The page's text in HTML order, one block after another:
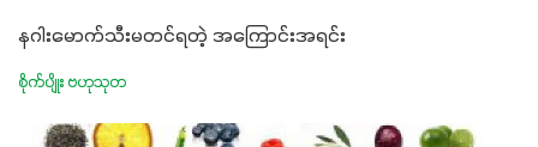
နဂါးမောက်သီးမတင်ရတဲ့ အကြောင်းအရင်း
စိုက်ပျိုး ဗဟုသုတ